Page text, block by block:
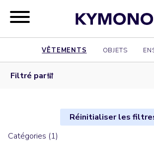
VÊTEMENTS OBJETS
Filtré par
Réinitialiser les
Catégories (1)